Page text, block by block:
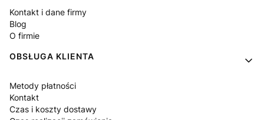
Kontakt i dane firmy
Blog
O firmie
OBSŁUGA KLIENTA
Metody płatności
Kontakt
Czas i koszty dostawy